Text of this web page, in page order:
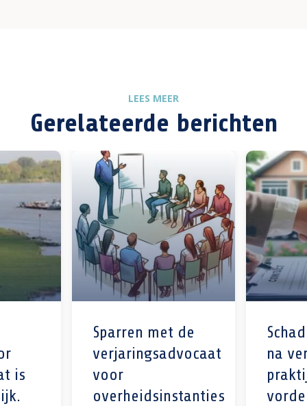
LEES MEER
Gerelateerde berichten
is
Sparren met de
verjaringsadvocaat
voor
overheidsinstanties
na